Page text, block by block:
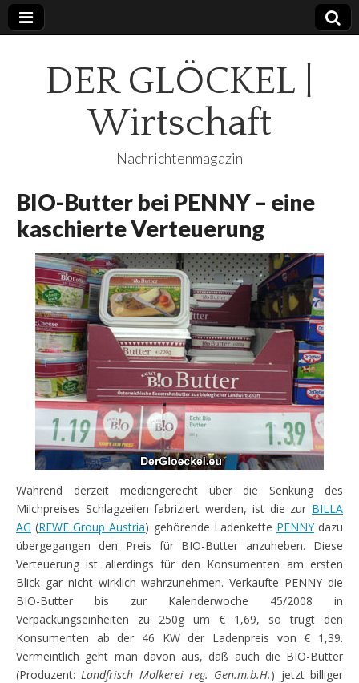
DER GLÖCKEL |
Wirtschaft
Nachrichtenmagazin
BIO-Butter bei PENNY – eine
kaschierte Verteuerung
Während derzeit mediengerecht über die Senkung des
Milchpreises Schlagzeilen fabriziert werden, ist die zur BILLA
AG (REWE Group Austria) gehörende Ladenkette PENNYdazu
übergegangen den Preis für BIO-Butter anzuheben. Diese
Verteuerung ist allerdings für den Konsumenten am ersten
Blick gar nicht wirklich wahrzunehmen. Verkaufte PENNY die
BIO-Butter bis zur Kalenderwoche 45/2008 in
Verpackungseinheiten zu 250g um € 1,69, so trügt den
Konsumenten ab der 46 KW der Ladenpreis von € 1,39.
Vermeintlich geht man davon aus, daß auch die BIO-Butter
(Produzent:Landfrisch Molkerei reg. Gen.m.b.H.) jetzt billiger